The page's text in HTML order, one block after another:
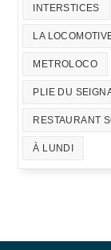
INTERSTICES
LA
METROLOCO
PLIE DU
RESTAURANT
À LUNDI